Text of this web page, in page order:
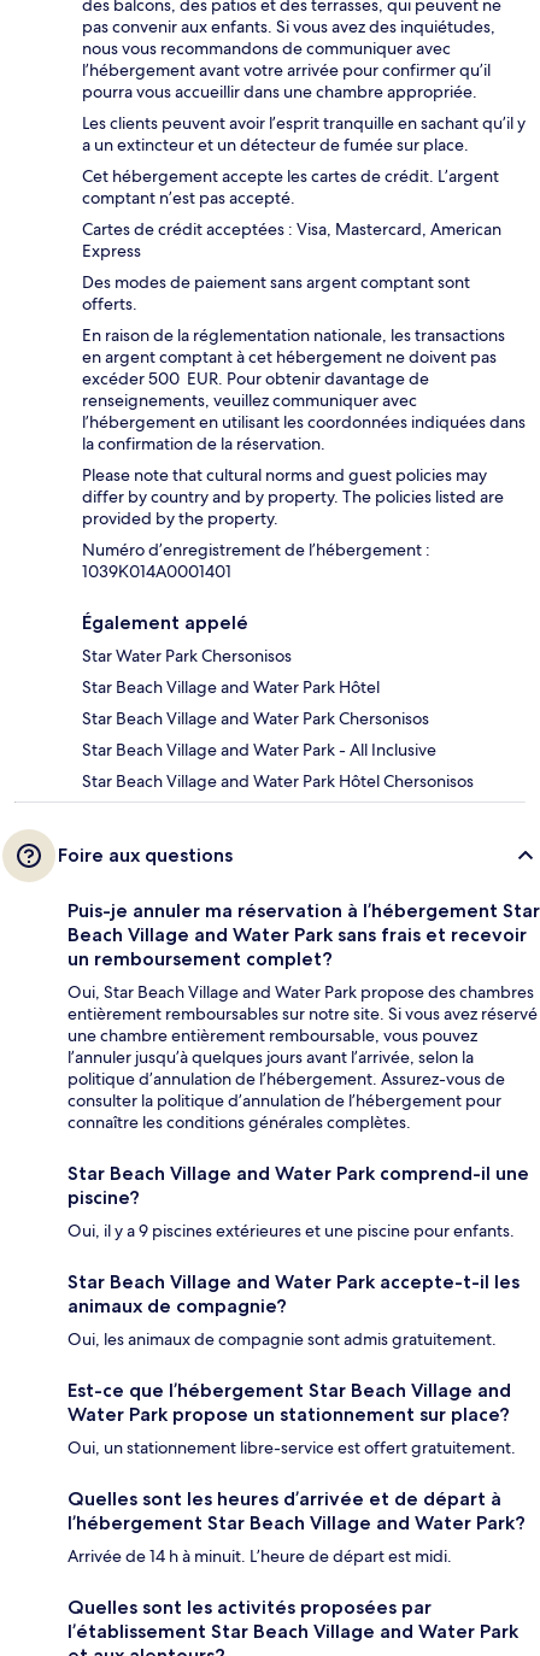
des balcons, des patios et des terrasses, qui peuvent ne
pas convenir aux enfants. Si vous avez des inquiétudes,
nous vous recommandons de communiquer avec
l’hébergement avant votre arrivée pour confirmer qu’il
pourra vous accueillir dans une chambre appropriée.
Les clients peuvent avoir l’esprit tranquille en sachant qu’il y
a un extincteur et un détecteur de fumée sur place.
Cet hébergement accepte les cartes de crédit. L’argent
comptant n’est pas accepté.
Cartes de crédit acceptées : Visa, Mastercard, American
Express
Des modes de paiement sans argent comptant sont
offerts.
En raison de la réglementation nationale, les transactions
en argent comptant à cet hébergement ne doivent pas
excéder 500 EUR. Pour obtenir davantage de
renseignements, veuillez communiquer avec
l’hébergement en utilisant les coordonnées indiquées dans
la confirmation de la réservation.
Please note that cultural norms and guest policies may
differ by country and by property. The policies listed are
provided by the property.
Numéro d’enregistrement de l’hébergement :
1039Κ014A0001401
Également appelé
Star Water Park Chersonisos
Star Beach Village and Water Park Hôtel
Star Beach Village and Water Park Chersonisos
Star Beach Village and Water Park - All Inclusive
Star Beach Village and Water Park Hôtel Chersonisos
Foire aux questions
Puis-je annuler ma réservation à l’hébergement Star
Beach Village and Water Park sans frais et recevoir
un remboursement complet?
Oui, Star Beach Village and Water Park propose des chambres
entièrement remboursables sur notre site. Si vous avez réservé
une chambre entièrement remboursable, vous pouvez
l’annuler jusqu’à quelques jours avant l’arrivée, selon la
politique d’annulation de l’hébergement. Assurez-vous de
consulter la politique d’annulation de l’hébergement pour
connaître les conditions générales complètes.
Star Beach Village and Water Park comprend-il une
piscine?
Oui, il y a 9 piscines extérieures et une piscine pour enfants.
Star Beach Village and Water Park accepte-t-il les
animaux de compagnie?
Oui, les animaux de compagnie sont admis gratuitement.
Est-ce que l’hébergement Star Beach Village and
Water Park propose un stationnement sur place?
Oui, un stationnement libre-service est offert gratuitement.
Quelles sont les heures d’arrivée et de départ à
l’hébergement Star Beach Village and Water Park?
Arrivée de 14 h à minuit. L’heure de départ est midi.
Quelles sont les activités proposées par
l’établissement Star Beach Village and Water Park